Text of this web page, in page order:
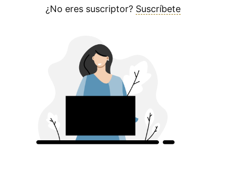
¿No eres suscriptor? Suscríbete